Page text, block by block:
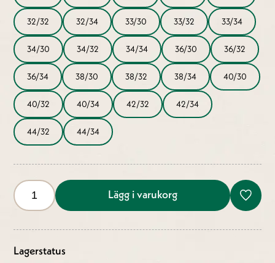
32/32 32/34 33/30 33/32 33/34
34/30 34/32 34/34 36/30 36/32
36/34 38/30 38/32 38/34 40/30
40/32 40/34 42/32 42/34
44/32 44/34
Lägg i varukorg
Lagerstatus